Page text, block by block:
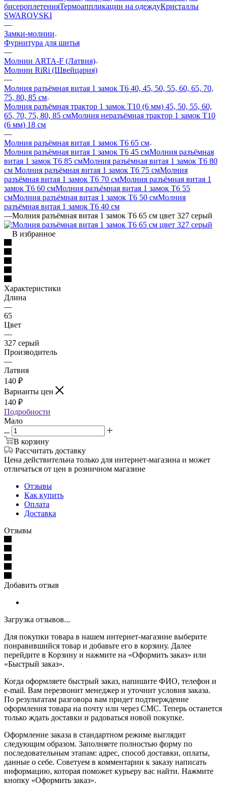
бисероплетенияТермоаппликации на одеждуКристаллы
SWAROVSKI
—
Замки-молнии
Фурнитура для шитья
—
Молнии ARTA-F (Латвия)
Молнии RiRi (Швейцария)
—
Молния разъёмная витая 1 замок Т6 40, 45, 50, 55, 60, 65, 70,
75, 80, 85 см
Молния разъёмная трактор 1 замок Т10 (6 мм) 45, 50, 55, 60,
65, 70, 75, 80, 85 смМолния неразъёмная трактор 1 замок Т10
(6 мм) 18 см
—
Молния разъёмная витая 1 замок Т6 65 см
Молния разъёмная витая 1 замок Т6 45 смМолния разъёмная
витая 1 замок Т6 85 смМолния разъёмная витая 1 замок Т6 80
см Молния разъёмная витая 1 замок Т6 75 смМолния
разъёмная витая 1 замок Т6 70 смМолния разъёмная витая 1
замок Т6 60 смМолния разъёмная витая 1 замок Т6 55
смМолния разъёмная витая 1 замок Т6 50 смМолния
разъёмная витая 1 замок Т6 40 см
—Молния разъёмная витая 1 замок Т6 65 см цвет 327 серый
В избранное
Характеристики
Длина
—
65
Цвет
—
327 серый
Производитель
—
Латвия
140 ₽
Варианты цен
140 ₽
Подробности
Мало
В корзину
Рассчитать доставку
Цена действительна только для интернет-магазина и может
отличаться от цен в розничном магазине
Отзывы
Как купить
Оплата
Доставка
Отзывы
Добавить отзыв
Загрузка отзывов...
Для покупки товара в нашем интернет-магазине выберите
понравившийся товар и добавьте его в корзину. Далее
перейдите в Корзину и нажмите на «Оформить заказ» или
«Быстрый заказ».
Когда оформляете быстрый заказ, напишите ФИО, телефон и
e-mail. Вам перезвонит менеджер и уточнит условия заказа.
По результатам разговора вам придет подтверждение
оформления товара на почту или через СМС. Теперь останется
только ждать доставки и радоваться новой покупке.
Оформление заказа в стандартном режиме выглядит
следующим образом. Заполняете полностью форму по
последовательным этапам: адрес, способ доставки, оплаты,
данные о себе. Советуем в комментарии к заказу написать
информацию, которая поможет курьеру вас найти. Нажмите
кнопку «Оформить заказ».